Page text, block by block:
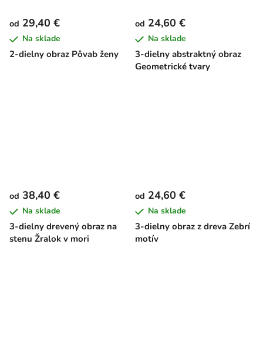
2-dielny obraz Pôvab ženy
od 29,40 €
Na sklade
3-dielny abstraktný obraz
Geometrické tvary
od 24,60 €
Na sklade
3-dielny drevený obraz na
stenu Žralok v mori
od 38,40 €
Na sklade
3-dielny obraz z dreva Zebrí
motív
od 24,60 €
Na sklade